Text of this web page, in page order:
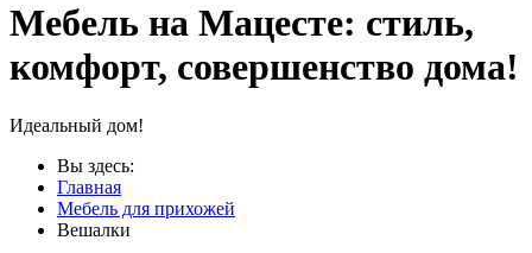
Мебель на Мацесте: стиль,
комфорт, совершенство дома!
Идеальный дом!
Вы здесь:
Главная
Мебель для прихожей
Вешалки